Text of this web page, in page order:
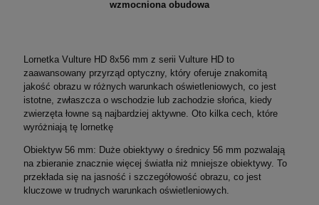
wzmocniona obudowa
Lornetka Vulture HD 8x56 mm z serii Vulture HD to
zaawansowany przyrząd optyczny, który oferuje znakomitą
jakość obrazu w różnych warunkach oświetleniowych, co jest
istotne, zwłaszcza o wschodzie lub zachodzie słońca, kiedy
zwierzęta łowne są najbardziej aktywne. Oto kilka cech, które
wyróżniają tę lornetkę
Obiektyw 56 mm: Duże obiektywy o średnicy 56 mm pozwalają
na zbieranie znacznie więcej światła niż mniejsze obiektywy. To
przekłada się na jasność i szczegółowość obrazu, co jest
kluczowe w trudnych warunkach oświetleniowych.